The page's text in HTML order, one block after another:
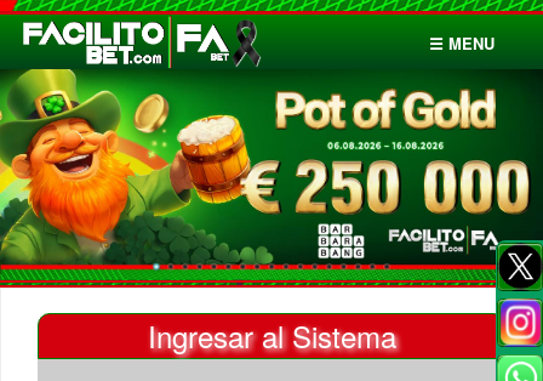
☰ MENU
Inicio
Apuestas
Cuentas
Ingresar al Sistema